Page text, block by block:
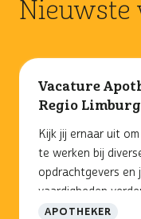
Nieuwste
Vacature
Regio Limburg
Kijk jij ernaar uit
te werken bij
opdrachtgevers en
vaardigheden
ontwikkelen
...
APOTHEKER